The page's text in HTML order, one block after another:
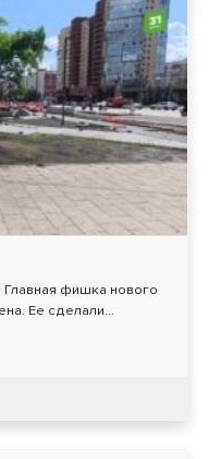
фишка нового
Ее сделали...